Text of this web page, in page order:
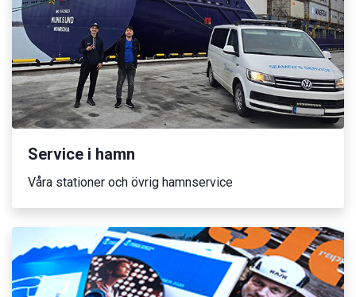
Service i hamn
Våra stationer och övrig hamnservice